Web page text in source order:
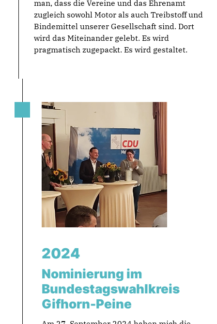
man, dass die Vereine und das Ehrenamt
zugleich sowohl Motor als auch Treibstoff und
Bindemittel unserer Gesellschaft sind. Dort
wird das Miteinander gelebt. Es wird
pragmatisch zugepackt. Es wird gestaltet.
2024
Nominierung im
Bundestagswahlkreis
Gifhorn-Peine